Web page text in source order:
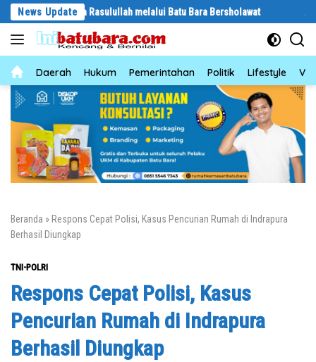
Langsung
konten
News Update
Rasulullah melalui Batu Bara Bersholawat Abaikan Hari
NewsDaerah Hukum Pemerintahan Politik Lifestyle
Beranda » Respons Cepat Polisi, Kasus Pencurian Rumah di Indrapura
Berhasil Diungkap
TNI-POLRI
Respons Cepat Polisi, Kasus
Pencurian Rumah di Indrapura
Berhasil Diungkap